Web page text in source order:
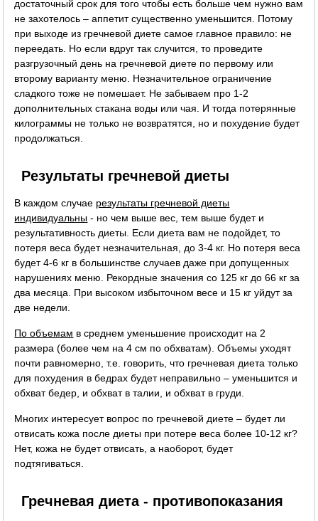
достаточный срок для того чтобы есть больше чем нужно вам
не захотелось – аппетит существенно уменьшится. Потому
при выходе из гречневой диете самое главное правило: не
переедать. Но если вдруг так случится, то проведите
разгрузочный день на гречневой диете по первому или
второму варианту меню. Незначительное ограничение
сладкого тоже не помешает. Не забываем про 1-2
дополнительных стакана воды или чая. И тогда потерянные
килограммы не только не возвратятся, но и похудение будет
продолжаться.
Результаты гречневой диеты
В каждом случае результаты гречневой диеты
индивидуальны - но чем выше вес, тем выше будет и
результативность диеты. Если диета вам не подойдет, то
потеря веса будет незначительная, до 3-4 кг. Но потеря веса
будет 4-6 кг в большинстве случаев даже при допущенных
нарушениях меню. Рекордные значения со 125 кг до 66 кг за
два месяца. При высоком избыточном весе и 15 кг уйдут за
две недели.
По объемам в среднем уменьшение происходит на 2
размера (более чем на 4 см по обхватам). Объемы уходят
почти равномерно, т.е. говорить, что гречневая диета только
для похудения в бедрах будет неправильно – уменьшится и
обхват бедер, и обхват в талии, и обхват в груди.
Многих интересует вопрос по гречневой диете – будет ли
отвисать кожа после диеты при потере веса более 10-12 кг?
Нет, кожа не будет отвисать, а наоборот, будет
подтягиваться.
Гречневая диета - противопоказания